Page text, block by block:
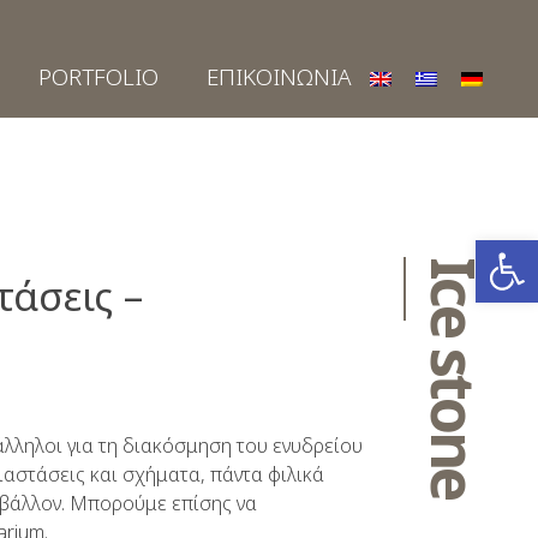
PORTFOLIO ΕΠΙΚΟΙΝΩΝΙΑ
–
για τη διακόσμηση του ενυδρείου
και σχήματα, πάντα φιλικά
Μπορούμε επίσης να
Ice stone